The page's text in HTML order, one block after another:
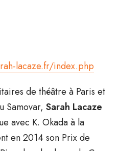
lacaze.fr/index.php
de théâtre à Paris et
Samovar, Sarah Lacaze
avec K. Okada à la
en 2014 son Prix de